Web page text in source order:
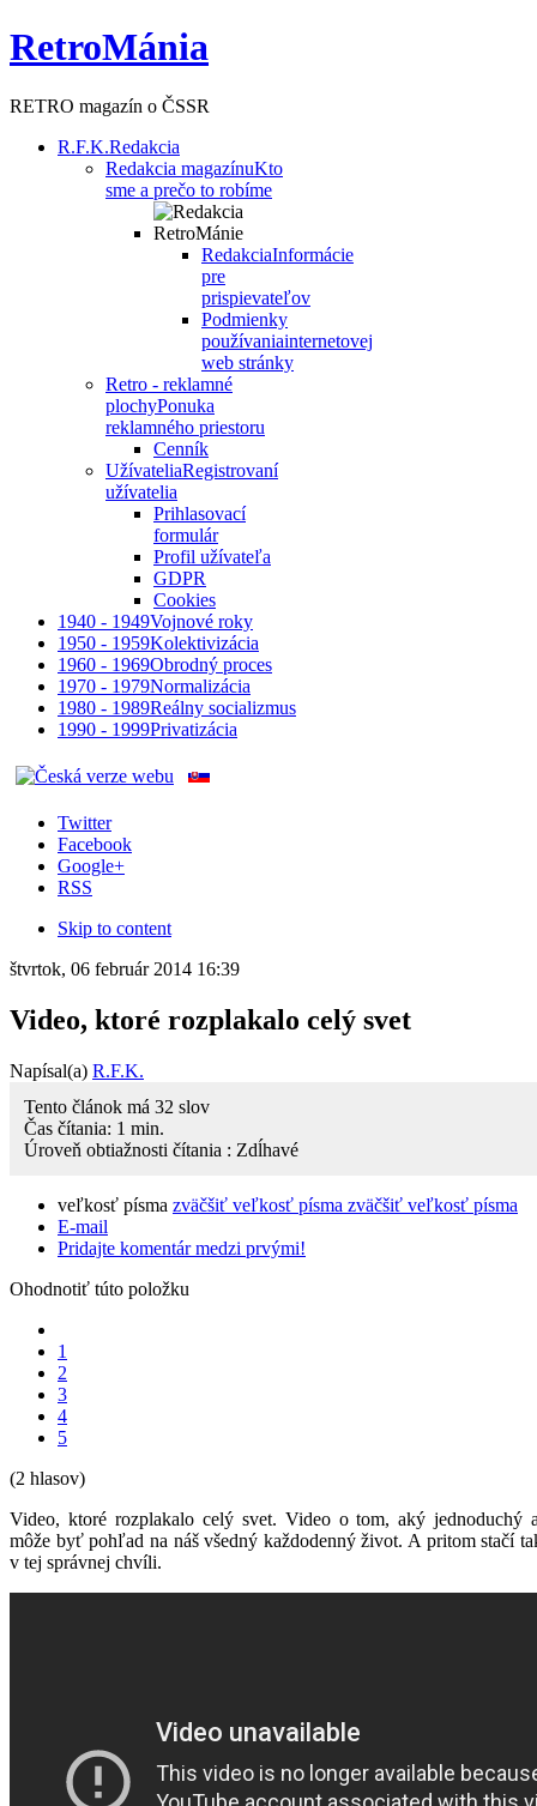
RetroMánia
RETRO magazín o ČSSR
R.F.K.Redakcia
Redakcia magazínuKto
sme a prečo to robíme
RedakciaInformácie
pre
prispievateľov
Podmienky
používaniainternetovej
web stránky
Retro - reklamné
plochyPonuka
reklamného priestoru
Cenník
UžívateliaRegistrovaní
užívatelia
Prihlasovací
formulár
Profil užívateľa
GDPR
Cookies
1940 - 1949Vojnové roky
1950 - 1959Kolektivizácia
1960 - 1969Obrodný proces
1970 - 1979Normalizácia
1980 - 1989Reálny socializmus
1990 - 1999Privatizácia
Twitter
Facebook
Google+
RSS
Skip to content
štvrtok, 06 február 2014 16:39
Video, ktoré rozplakalo celý svet
Napísal(a) R.F.K.
Tento článok má 32 slov
Čas čítania: 1 min.
Úroveň obtiažnosti čítania : Zdĺhavé
veľkosť písma zväčšiť veľkosť písma zväčšiť veľkosť písma
E-mail
Pridajte komentár medzi prvými!
Ohodnotiť túto položku
1
2
3
4
5
(2 hlasov)
Video, ktoré rozplakalo celý svet. Video o tom, aký jednoduchý
môže byť pohľad na náš všedný každodenný život. A pritom stačí
v tej správnej chvíli.